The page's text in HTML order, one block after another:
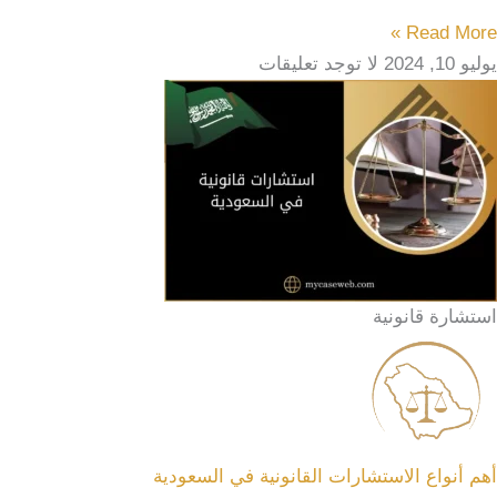
Read More »
يوليو 10, 2024
لا توجد تعليقات
استشارة قانونية
أهم أنواع الاستشارات القانونية في السعودية